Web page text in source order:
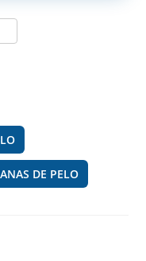
DE PELO